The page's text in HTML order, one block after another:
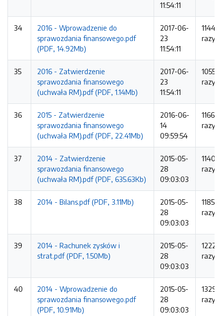
11:54:11
34
2016 - Wprowadzenie do
sprawozdania finansowego.pdf
(PDF, 14.92Mb)
2017-06-
23
11:54:11
1144
razy
35
2016 - Zatwierdzenie
sprawozdania finansowego
(uchwała RM).pdf (PDF, 1.14Mb)
2017-06-
23
11:54:11
1055
razy
36
2015 - Zatwierdzenie
sprawozdania finansowego
(uchwała RM).pdf (PDF, 22.41Mb)
2016-06-
14
09:59:54
1166
razy
37
2014 - Zatwierdzenie
sprawozdania finansowego
(uchwała RM).pdf (PDF, 635.63Kb)
2015-05-
28
09:03:03
1140
razy
38 2014 - Bilans.pdf (PDF, 3.11Mb)
2015-05-
28
09:03:03
1185
razy
39
2014 - Rachunek zysków i
strat.pdf (PDF, 1.50Mb)
2015-05-
28
09:03:03
1222
razy
40
2014 - Wprowadzenie do
sprawozdania finansowego.pdf
(PDF, 10.91Mb)
2015-05-
28
09:03:03
1329
razy